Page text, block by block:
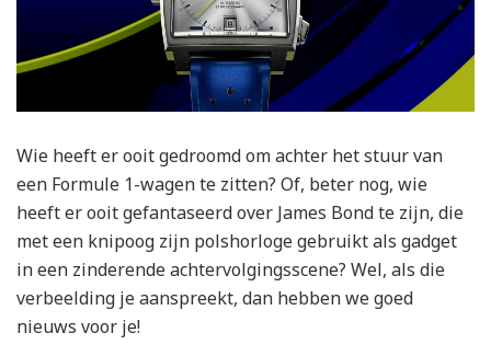
Wie heeft er ooit gedroomd om achter het stuur van
een Formule 1-wagen te zitten? Of, beter nog, wie
heeft er ooit gefantaseerd over James Bond te zijn, die
met een knipoog zijn polshorloge gebruikt als gadget
in een zinderende achtervolgingsscene? Wel, als die
verbeelding je aanspreekt, dan hebben we goed
nieuws voor je!